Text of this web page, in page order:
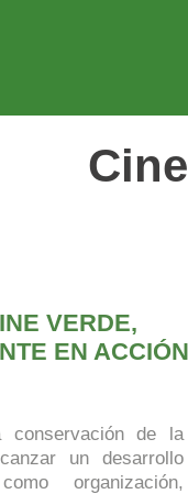
Cine
VERDE,
EN ACCIÓN
conservación de la
un desarrollo
organización,